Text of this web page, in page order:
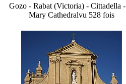
Gozo - Rabat (Victoria) - Cittadella
Mary Cathedralvu 528 fois